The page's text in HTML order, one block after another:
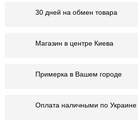
30 дней на обмен товара
Магазин в центре Киева
Примерка в Вашем городе
Оплата наличными по Украине